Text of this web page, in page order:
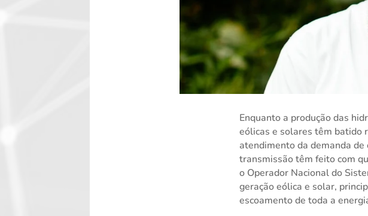
Enquanto a produção das
eólicas e solares têm batido
atendimento da demanda
transmissão têm feito com
o Operador Nacional do
geração eólica e solar,
escoamento de toda a